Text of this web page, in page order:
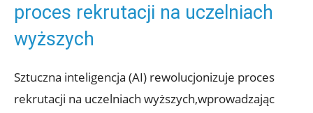
proces rekrutacji na uczelniach
wyższych
Sztuczna inteligencja (AI) rewolucjonizuje proces
rekrutacji na uczelniach wyższych,wprowadzając